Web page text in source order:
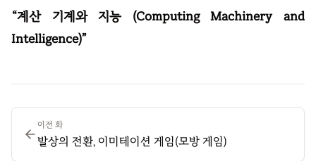
“계산 기계와 지능 (Computing Machinery and
Intelligence)”
이전 화
발상의 전환, 이미테이션 게임(모방 게임)